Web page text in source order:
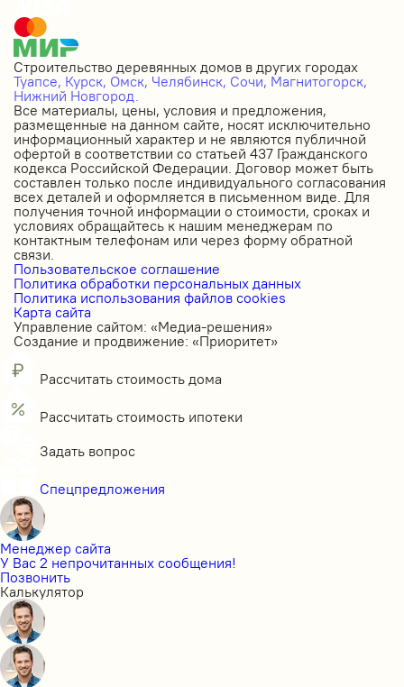
Строительство деревянных домов в других городах
Туапсе, Курск, Омск, Челябинск, Сочи, Магнитогорск,
Нижний Новгород.
Все материалы, цены, условия и предложения,
размещенные на данном сайте, носят исключительно
информационный характер и не являются публичной
офертой в соответствии со статьей 437 Гражданского
кодекса Российской Федерации. Договор может быть
составлен только после индивидуального согласования
всех деталей и оформляется в письменном виде. Для
получения точной информации о стоимости, сроках и
условиях обращайтесь к нашим менеджерам по
контактным телефонам или через форму обратной
связи.
Пользовательское соглашение
Политика обработки персональных данных
Политика использования файлов cookies
Карта сайта
Управление сайтом: «Медиа-решения»
Создание и продвижение: «Приоритет»
Рассчитать стоимость дома
Рассчитать стоимость ипотеки
Задать вопрос
Спецпредложения
Менеджер сайта
У Вас 2 непрочитанных сообщения!
Позвонить
Калькулятор